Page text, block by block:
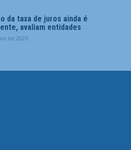
da taxa de juros ainda é
avaliam entidades
de 2026